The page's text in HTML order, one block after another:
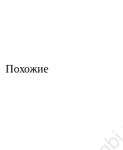
Похожие